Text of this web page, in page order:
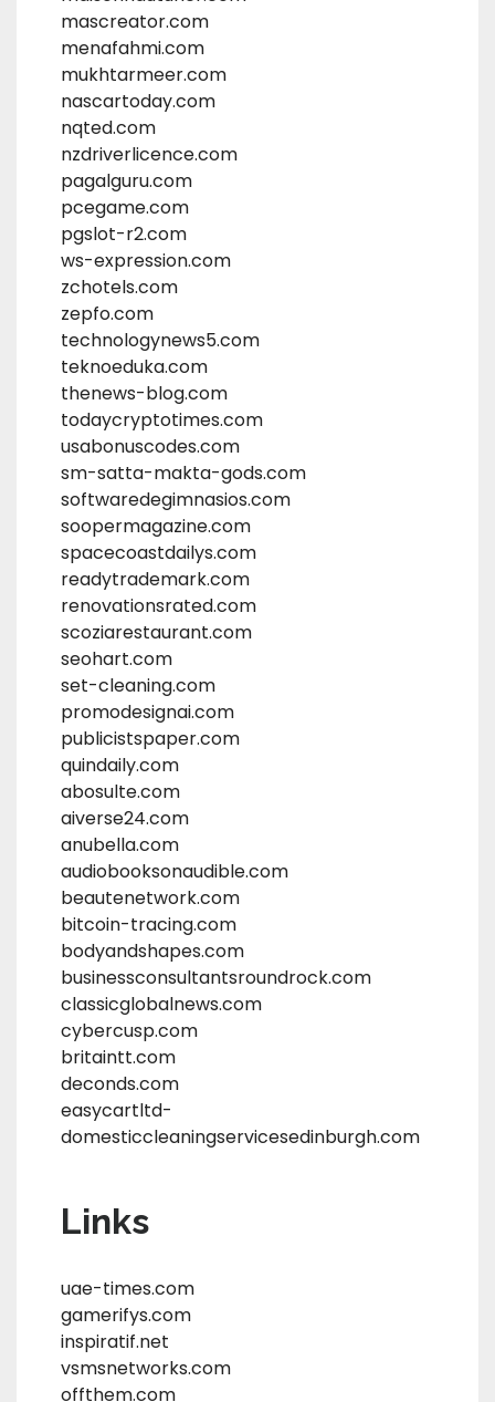
mascreator.com
menafahmi.com
mukhtarmeer.com
nascartoday.com
nqted.com
nzdriverlicence.com
pagalguru.com
pcegame.com
pgslot-r2.com
ws-expression.com
zchotels.com
zepfo.com
technologynews5.com
teknoeduka.com
thenews-blog.com
todaycryptotimes.com
usabonuscodes.com
sm-satta-makta-gods.com
softwaredegimnasios.com
soopermagazine.com
spacecoastdailys.com
readytrademark.com
renovationsrated.com
scoziarestaurant.com
seohart.com
set-cleaning.com
promodesignai.com
publicistspaper.com
quindaily.com
abosulte.com
aiverse24.com
anubella.com
audiobooksonaudible.com
beautenetwork.com
bitcoin-tracing.com
bodyandshapes.com
businessconsultantsroundrock.com
classicglobalnews.com
cybercusp.com
britaintt.com
deconds.com
easycartltd-
domesticcleaningservicesedinburgh.com
Links
uae-times.com
gamerifys.com
inspiratif.net
vsmsnetworks.com
offthem.com